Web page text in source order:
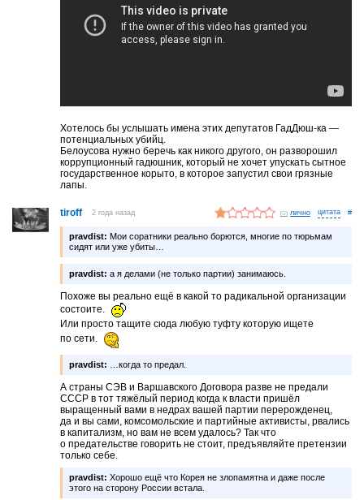
Хотелось бы услышать имена этих депутатов ГадДюш-ка —
потенциальных убийц.
Белоусова нужно беречь как никого другого, он разворошил
коррупционный гадюшник, который не хочет упускать сытное
государственное корыто, в которое запустил свои грязные
лапы.
tiroff 2 года назад лично #
pravdist: Мои соратники реально борются, многие по тюрьмам
сидят или уже убиты…
pravdist: а я делами (не только партии) занимаюсь.
Похоже вы реально ещё в какой то радикальной организации
состоите.
Или просто тащите сюда любую туфту которую ищете
по сети.
pravdist: …когда то предал.
А страны СЭВ и Варшавского Договора разве не предали
СССР в тот тяжёлый период когда к власти пришёл
выращенный вами в недрах вашей партии перерожденец,
да и вы сами, комсомольские и партийные активисты, рвались
в капитализм, но вам не всем удалось? Так что
о предательстве говорить не стоит, предъявляйте претензии
только себе.
pravdist: Хорошо ещё что Корея не злопамятна и даже после
этого на сторону России встала.